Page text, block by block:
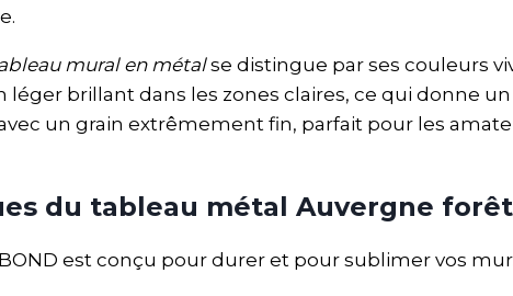
mural en métalse distingue par ses couleurs
brillant dans les zones claires, ce qui donne
un grain extrêmement fin, parfait pour les
du tableau métal Auvergne
est conçu pour durer et pour sublimer vos